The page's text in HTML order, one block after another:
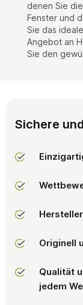
denen Sie
Fenster und
Sie das
Angebot an
Sie den
Sichere
Hersteller
Originell
Qualität
jedem